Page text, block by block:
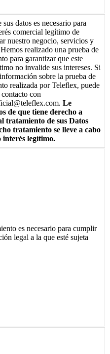
sus datos es necesario para
comercial legítimo de
nuestro negocio, servicios y
realizado una prueba de
para garantizar que este
no invalide sus intereses. Si
sobre la prueba de
realizada por Teleflex, puede
con
Le
de que tiene derecho a
tratamiento de sus Datos
tratamiento se lleve a cabo
interés legítimo.
es necesario para cumplir
legal a la que esté sujeta